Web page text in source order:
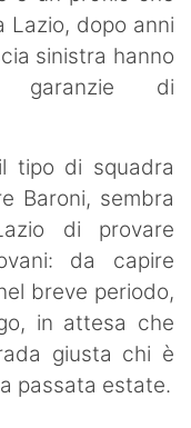
Lazio, dopo anni
sinistra hanno
garanzie di
tipo di squadra
Baroni, sembra
di provare
da capire
breve periodo,
in attesa che
giusta chi è
passata estate.